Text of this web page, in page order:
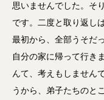
思いませんでした。そ
です。二度と取り返し
最初から、全部うそだ
自分の家に帰って行き
んて、考えもしません
うから、弟子たちのと